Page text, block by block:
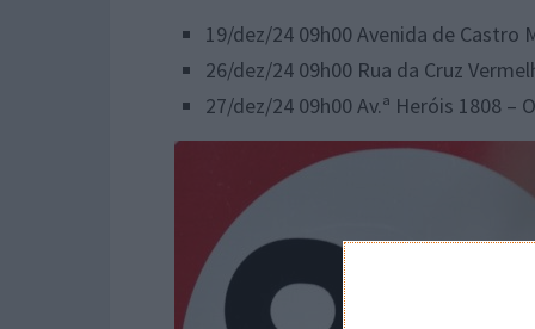
​19/dez/24 09h00 Avenida de Castro
​26/dez/24 09h00 Rua da Cruz
​27/dez/24 09h00 Av.ª Heróis 1808 –